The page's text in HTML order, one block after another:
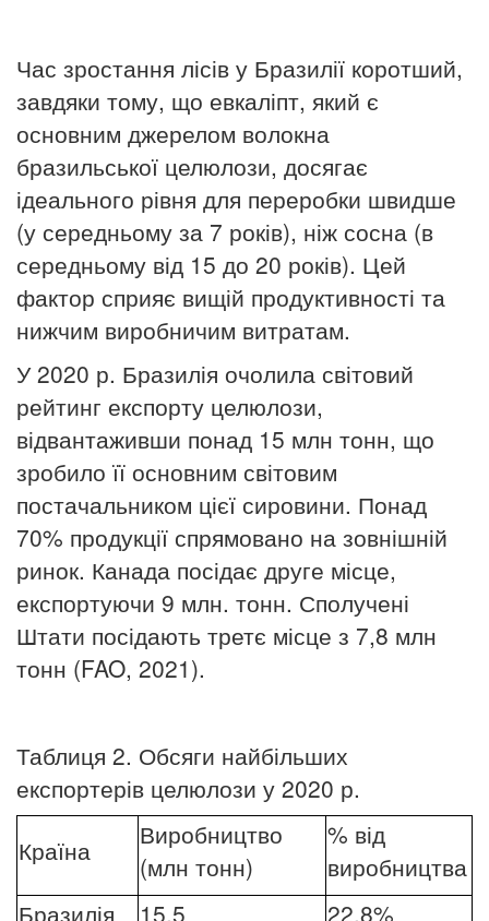
Час зростання лісів у Бразилії коротший,
завдяки тому, що евкаліпт, який є
основним джерелом волокна
бразильської целюлози, досягає
ідеального рівня для переробки швидше
(у середньому за 7 років), ніж сосна (в
середньому від 15 до 20 років). Цей
фактор сприяє вищій продуктивності та
нижчим виробничим витратам.
У 2020 р. Бразилія очолила світовий
рейтинг експорту целюлози,
відвантаживши понад 15 млн тонн, що
зробило її основним світовим
постачальником цієї сировини. Понад
70% продукції спрямовано на зовнішній
ринок. Канада посідає друге місце,
експортуючи 9 млн. тонн. Сполучені
Штати посідають третє місце з 7,8 млн
тонн (FAO, 2021).
Таблиця 2. Обсяги найбільших
експортерів целюлози у 2020 р.
Країна
Виробництво
(млн тонн)
% від
виробництва
Бразилія
15,5
22,8%